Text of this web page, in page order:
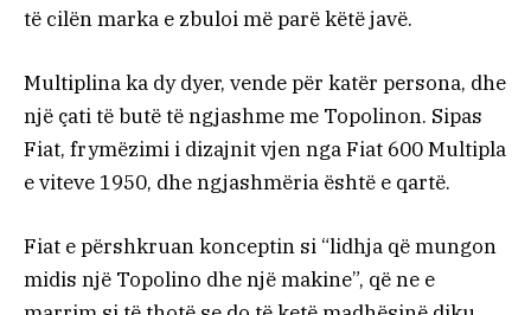
të cilën marka e zbuloi më parë këtë javë.
Multiplina ka dy dyer, vende për katër persona, dhe
një çati të butë të ngjashme me Topolinon. Sipas
Fiat, frymëzimi i dizajnit vjen nga Fiat 600 Multipla
e viteve 1950, dhe ngjashmëria është e qartë.
Fiat e përshkruan konceptin si “lidhja që mungon
midis një Topolino dhe një makine”, që ne e